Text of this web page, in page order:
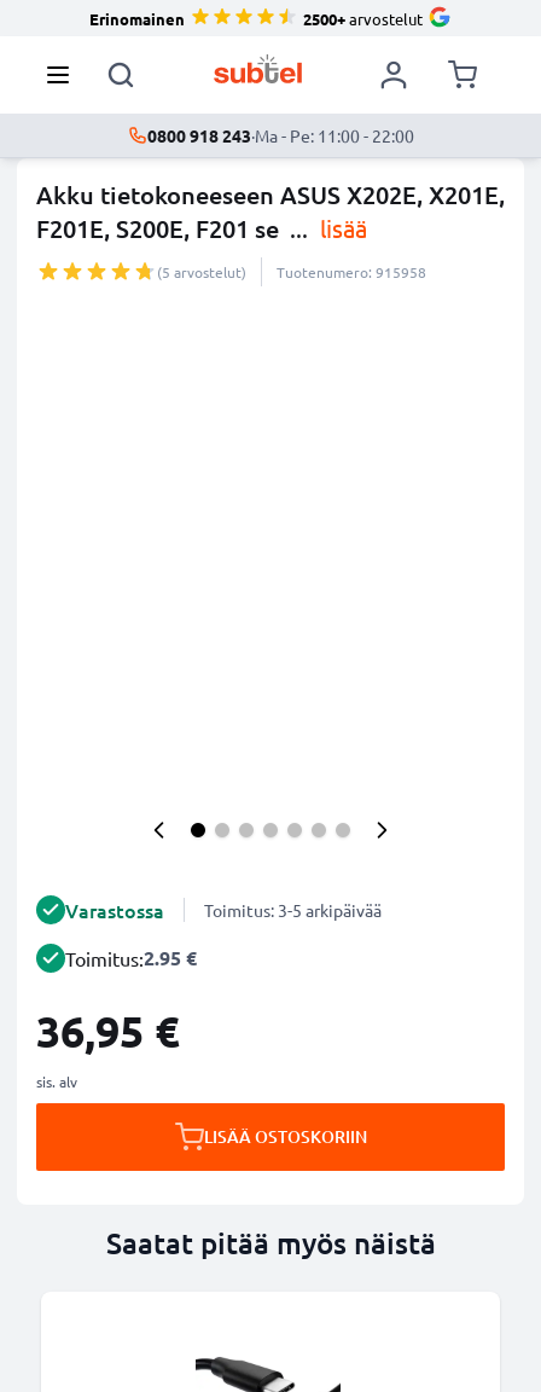
Erinomainen 2500+arvostelut
0800 918 243·Ma - Pe: 11:00 - 22:00
Akku tietokoneeseen ASUS X202E, X201E,
F201E, S200E, F201 se ... lisää
(5 arvostelut) Tuotenumero: 915958
Varastossa Toimitus: 3-5 arkipäivää
Toimitus:2.95 €
36,95 €
sis. alv
LISÄÄ OSTOSKORIIN
Saatat pitää myös näistä